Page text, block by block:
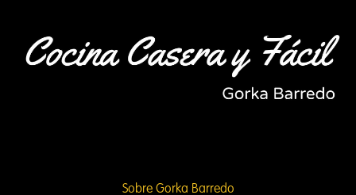
Sobre Gorka Barredo